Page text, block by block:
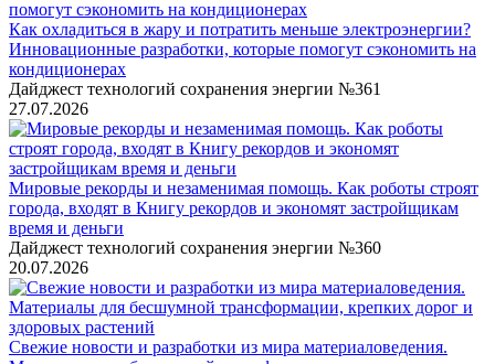
Как охладиться в жару и потратить меньше электроэнергии?
Инновационные разработки, которые помогут сэкономить на
кондиционерах
Дайджест технологий сохранения энергии №361
27.07.2026
Мировые рекорды и незаменимая помощь. Как роботы строят
города, входят в Книгу рекордов и экономят застройщикам
время и деньги
Дайджест технологий сохранения энергии №360
20.07.2026
Свежие новости и разработки из мира материаловедения.